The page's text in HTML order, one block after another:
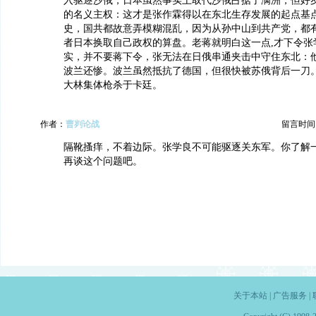
的名义主权：这才是张作霖得以在东北生存发展的起点基
史，国共都故意弄模糊混乱，因为从孙中山到共产党，都
者日本换取自己政权的算盘。老蒋就明白这一点,才下令
实，并不要蒋下令，张无法在日俄串通夹击中守住东北：
波兰还惨。波兰虽然抵抗了德国，但很快被苏俄背后一刀
大林集体枪杀于卡廷。
作者： 曹刿论战 留言时间
隔靴搔痒，不着边际。张学良不可能驱逐关东军。你了解
再谈这个问题吧。
关于本站| 广告服务